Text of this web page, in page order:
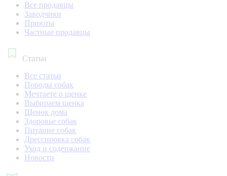
Все продавцы
Заводчики
Приюты
Частные продавцы
Статьи
Все статьи
Породы собак
Мечтаете о щенке
Выбираем щенка
Щенок дома
Здоровье собак
Питание собак
Дрессировка собак
Уход и содержание
Новости